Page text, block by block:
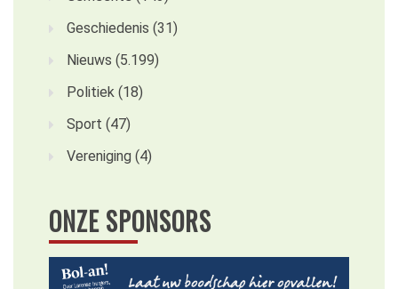
Geschiedenis (31)
Nieuws (5.199)
Politiek (18)
Sport (47)
Vereniging (4)
ONZE SPONSORS